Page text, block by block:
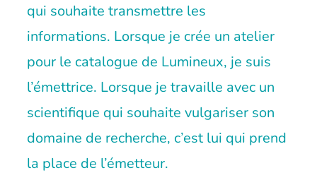
qui souhaite transmettre les
informations. Lorsque je crée un atelier
pour le catalogue de Lumineux, je suis
l’émettrice. Lorsque je travaille avec un
scientifique qui souhaite vulgariser son
domaine de recherche, c’est lui qui prend
la place de l’émetteur.